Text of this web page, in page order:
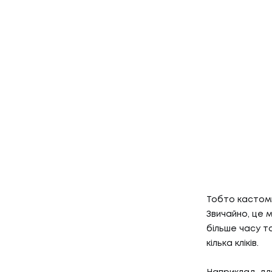
Тобто
Звичайно, це
більше часу
кілька кліків.
ПРО